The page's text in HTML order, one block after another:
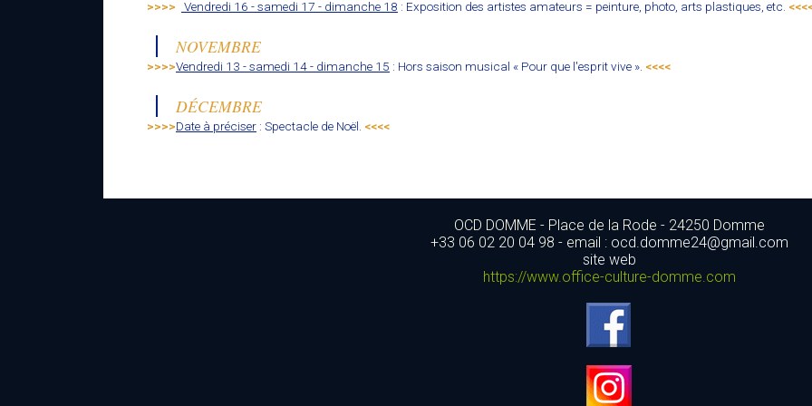
>>>> Vendredi 16 - samedi 17 - dimanche 18 : Exposition des artistes amateurs = peinture, photo, arts plastiques, etc.
NOVEMBRE
>>>>Vendredi 13 - samedi 14 - dimanche 15 : Hors saison musical « Pour que l'esprit vive ». <<<<
DÉCEMBRE
>>>>Date à préciser : Spectacle de Noël. <<<<
OCD DOMME - Place de la Rode - 24250 Domme
+33 06 02 20 04 98 - email : ocd.domme24@gmail.com
site web
https://www.office-culture-domme.com